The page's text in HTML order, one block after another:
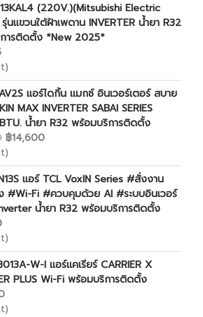
(220V.)(Mitsubishi Electric
นแขวนใต้ฝ้าเพดาน INVERTER น้ำยา R32
ารติดตั้ง *New 2025*
แอร์ไดกิ้น แมกซ์ อินเวอร์เตอร์ สบาย
MAX INVERTER SABAI SERIES
น้ำยา R32 พร้อมบริการติดตั้ง
฿14,600
แอร์ TCL VoxIN Series #สั่งงาน
#Wi-Fi #ควบคุมด้วย AI #ระบบอินเวอร์
น้ำยา R32 พร้อมบริการติดตั้ง
W-I แอร์แคเรียร์ CARRIER X
PLUS Wi-Fi พร้อมบริการติดตั้ง